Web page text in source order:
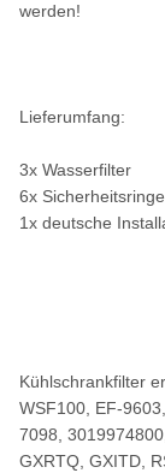
werden!
Lieferumfang:
3x Wasserfilter
6x
1x deutsche
Kühlschrankfilter
WSF100, EF-
7098,
GXRTQ, GXITD,